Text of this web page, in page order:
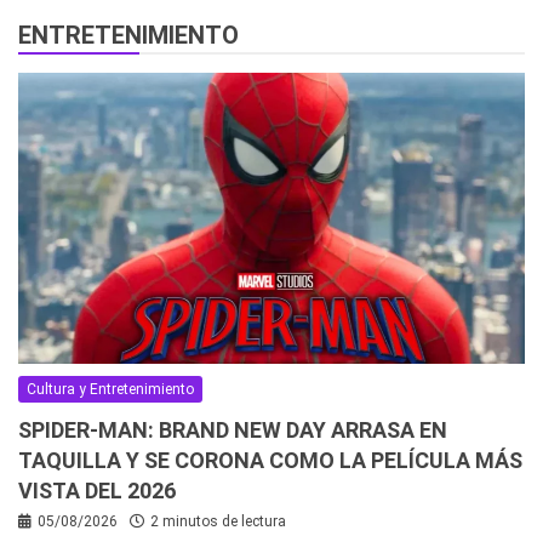
ENTRETENIMIENTO
Cultura y Entretenimiento
SPIDER-MAN: BRAND NEW DAY ARRASA EN
TAQUILLA Y SE CORONA COMO LA PELÍCULA MÁS
VISTA DEL 2026
05/08/2026 2 minutos de lectura